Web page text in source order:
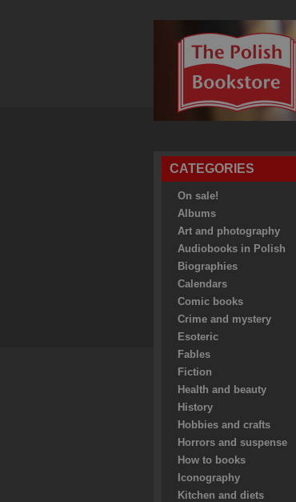
CATEGORIES
On sale!
Albums
Art and photography
Audiobooks in Polish
Biographies
Calendars
Comic books
Crime and mystery
Esoteric
Fables
Fiction
Health and beauty
History
Hobbies and crafts
Horrors and suspense
How to books
Iconography
Kitchen and diets